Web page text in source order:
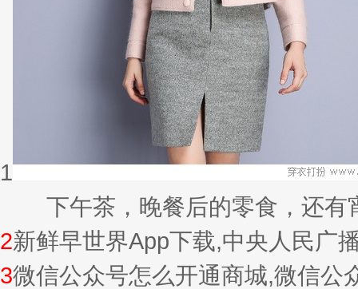
1
下午茶，晚餐后的零食，还有
2新鲜早世界App下载,中央人民广
3微信公众号怎么开通商城,微信公